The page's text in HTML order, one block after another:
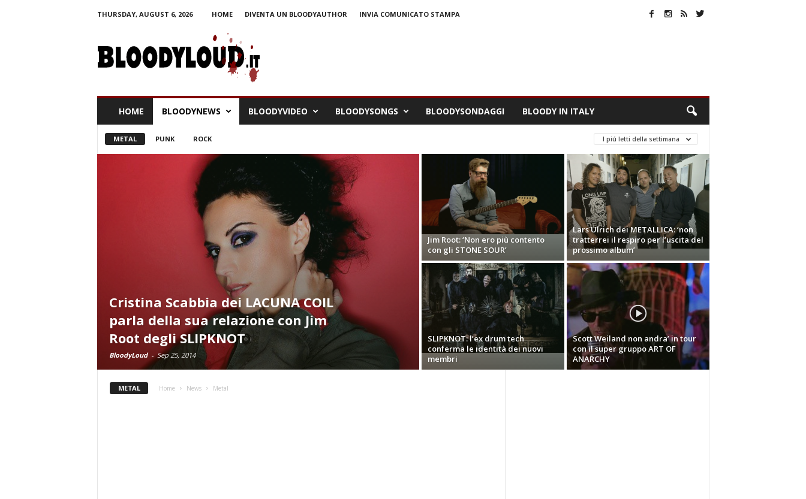
THURSDAY, AUGUST 6, 2026 HOME DIVENTA UN BLOODYAUTHOR INVIA COMUNICATO STAMPA
HOME BLOODYNEWS BLOODYVIDEO BLOODYSONGS BLOODYSONDAGGI BLOODY IN ITALY
METAL PUNK ROCK I piú letti della settimana
Cristina Scabbia dei LACUNA COIL
parla della sua relazione con Jim
Root degli SLIPKNOT
BloodyLoud - Sep 25, 2014
Jim Root: ‘Non ero più contento
con gli STONE SOUR’
Lars Ulrich dei METALLICA: ‘non
tratterrei il respiro per l’uscita del
prossimo album’
SLIPKNOT: l’ex drum tech
conferma le identità dei nuovi
membri
Scott Weiland non andra’ in tour
con il super gruppo ART OF
ANARCHY
METAL Home News Metal